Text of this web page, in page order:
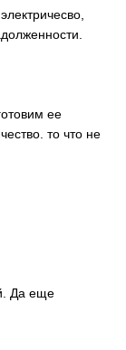
ее
то что не
Да еще